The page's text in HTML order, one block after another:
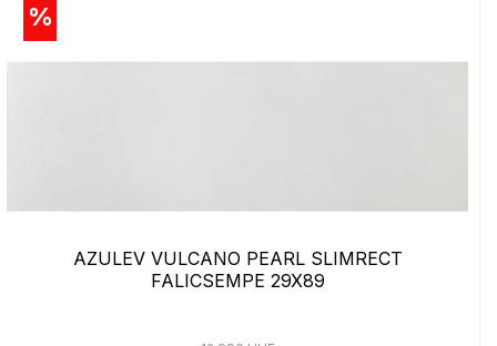
%
AZULEV VULCANO PEARL SLIMRECT
FALICSEMPE 29X89